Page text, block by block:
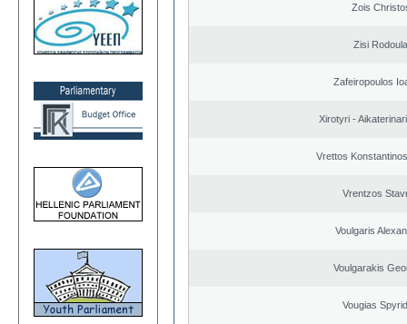
Zois
Zisi Rodoula
Zafeiropoulos
Xirotyri -
Vrettos
Vrentzos
Voulgaris
Voulgarakis
Vougias